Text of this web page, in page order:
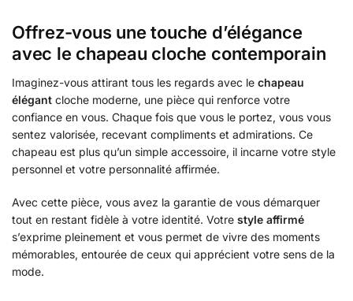
Offrez-vous une touche d’élégance
avec le chapeau cloche contemporain
Imaginez-vous attirant tous les regards avec le chapeau
élégant cloche moderne, une pièce qui renforce votre
confiance en vous. Chaque fois que vous le portez, vous vous
sentez valorisée, recevant compliments et admirations. Ce
chapeau est plus qu’un simple accessoire, il incarne votre style
personnel et votre personnalité affirmée.
Avec cette pièce, vous avez la garantie de vous démarquer
tout en restant fidèle à votre identité. Votre style affirmé
s’exprime pleinement et vous permet de vivre des moments
mémorables, entourée de ceux qui apprécient votre sens de la
mode.